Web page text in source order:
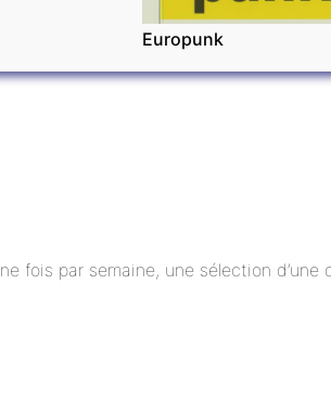
Europunk
fois par semaine, une sélection